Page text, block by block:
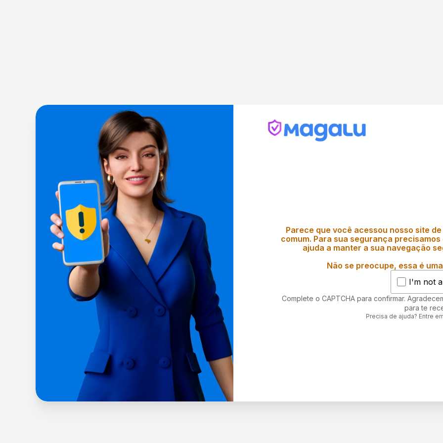
Parece que você acessou nosso site
comum. Para sua segurança
ajuda a manter a sua navegação
Não se preocupe, essa é
I'm not
Complete o CAPTCHA para confirmar.
para te
Precisa de ajuda? Entre